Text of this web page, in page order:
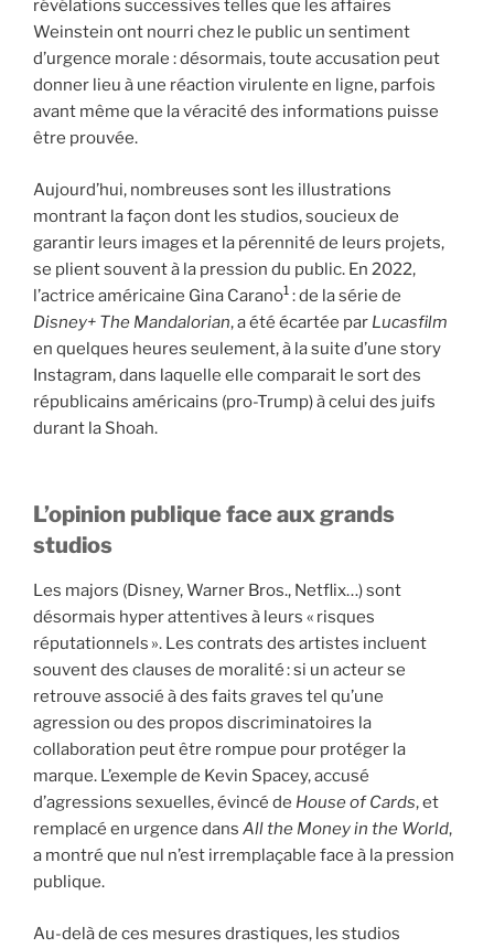
révélations successives telles que les affaires
Weinstein ont nourri chez le public un sentiment
d’urgence morale : désormais, toute accusation peut
donner lieu à une réaction virulente en ligne, parfois
avant même que la véracité des informations puisse
être prouvée.
Aujourd’hui, nombreuses sont les illustrations
montrant la façon dont les studios, soucieux de
garantir leurs images et la pérennité de leurs projets,
se plient souvent à la pression du public. En 2022,
l’actrice américaine Gina Carano1 : de la série de
Disney+ The Mandalorian, a été écartée par Lucasfilm
en quelques heures seulement, à la suite d’une story
Instagram, dans laquelle elle comparait le sort des
républicains américains (pro-Trump) à celui des juifs
durant la Shoah.
L’opinion publique face aux grands
studios
Les majors (Disney, Warner Bros., Netflix…) sont
désormais hyper attentives à leurs « risques
réputationnels ». Les contrats des artistes incluent
souvent des clauses de moralité : si un acteur se
retrouve associé à des faits graves tel qu’une
agression ou des propos discriminatoires la
collaboration peut être rompue pour protéger la
marque. L’exemple de Kevin Spacey, accusé
d’agressions sexuelles, évincé de House of Cards, et
remplacé en urgence dans All the Money in the World,
a montré que nul n’est irremplaçable face à la pression
publique.
Au-delà de ces mesures drastiques, les studios